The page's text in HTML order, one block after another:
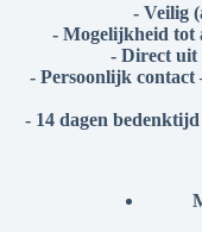
- Veilig
- Mogelijkheid tot
- Direct uit
- Persoonlijk contact
- 14 dagen